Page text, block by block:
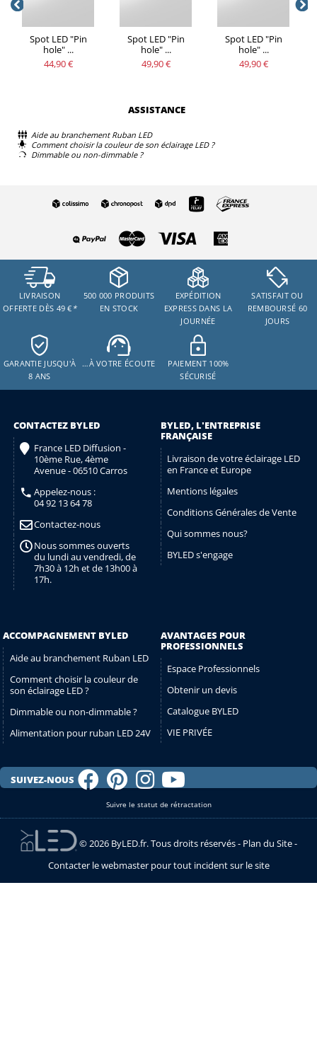
Spot LED "Pin
hole" ...
44,90 €
Spot LED "Pin
hole" ...
49,90 €
Spot LED "Pin
hole" ...
49,90 €
ASSISTANCE
Aide au branchement Ruban LED
Comment choisir la couleur de son éclairage LED ?
Dimmable ou non-dimmable ?
LIVRAISON
OFFERTE DÈS 49 € *
500 000 PRODUITS
EN STOCK
EXPÉDITION
EXPRESS DANS LA
JOURNÉE
SATISFAIT OU
REMBOURSÉ 60
JOURS
GARANTIE JUSQU'À
8 ANS
…À VOTRE ÉCOUTE
PAIEMENT 100%
SÉCURISÉ
CONTACTEZ BYLED
France LED Diffusion -
10ème Rue, 4ème
Avenue - 06510 Carros
Appelez-nous :
04 92 13 64 78
Contactez-nous
Nous sommes ouverts
du lundi au vendredi, de
7h30 à 12h et de 13h00 à
17h.
BYLED, L'ENTREPRISE
FRANÇAISE
Livraison de votre éclairage LED
en France et Europe
Mentions légales
Conditions Générales de Vente
Qui sommes nous?
BYLED s'engage
ACCOMPAGNEMENT BYLED
Aide au branchement Ruban LED
Comment choisir la couleur de
son éclairage LED ?
Dimmable ou non-dimmable ?
Alimentation pour ruban LED 24V
AVANTAGES POUR
PROFESSIONNELS
Espace Professionnels
Obtenir un devis
Catalogue BYLED
VIE PRIVÉE
SUIVEZ-NOUS
Suivre le statut de rétractation
© 2026 ByLED.fr. Tous droits réservés - Plan du Site-
Contacter le webmaster pour tout incident sur le site